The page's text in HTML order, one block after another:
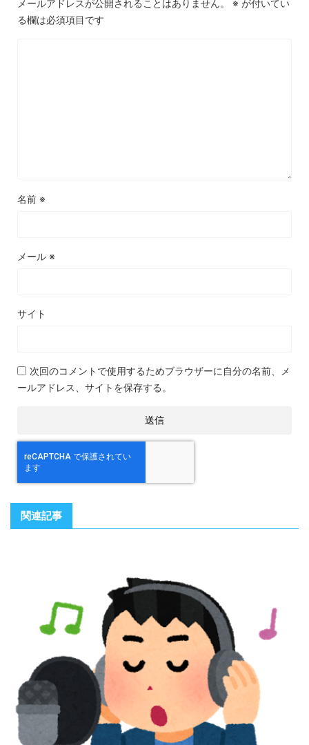
メールアドレスが公開されることはありません。 ※ が付いてい
る欄は必須項目です
名前 ※
メール ※
サイト
次回のコメントで使用するためブラウザーに自分の名前、メ
ールアドレス、サイトを保存する。
関連記事